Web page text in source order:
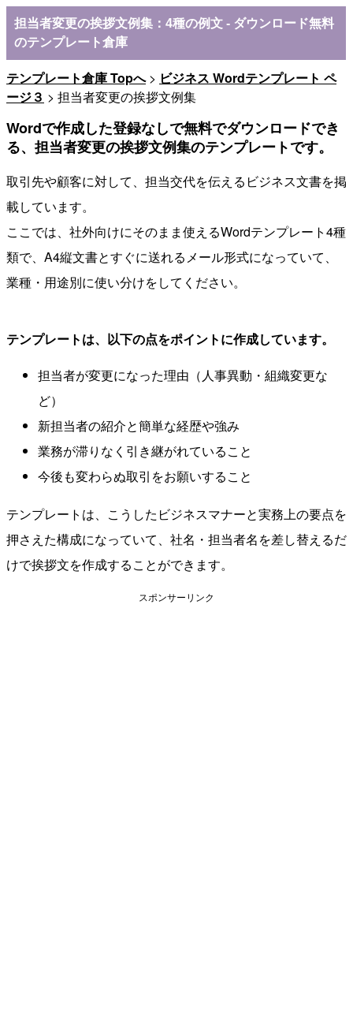
担当者変更の挨拶文例集：4種の例文 - ダウンロード無料
のテンプレート倉庫
テンプレート倉庫 Topへ> ビジネス Wordテンプレート ペ
ージ３ > 担当者変更の挨拶文例集
Wordで作成した登録なしで無料でダウンロードでき
る、担当者変更の挨拶文例集のテンプレートです。
取引先や顧客に対して、担当交代を伝えるビジネス文書を掲
載しています。
ここでは、社外向けにそのまま使えるWordテンプレート4種
類で、A4縦文書とすぐに送れるメール形式になっていて、
業種・用途別に使い分けをしてください。
テンプレートは、以下の点をポイントに作成しています。
担当者が変更になった理由（人事異動・組織変更な
ど）
新担当者の紹介と簡単な経歴や強み
業務が滞りなく引き継がれていること
今後も変わらぬ取引をお願いすること
テンプレートは、こうしたビジネスマナーと実務上の要点を
押さえた構成になっていて、社名・担当者名を差し替えるだ
けで挨拶文を作成することができます。
スポンサーリンク